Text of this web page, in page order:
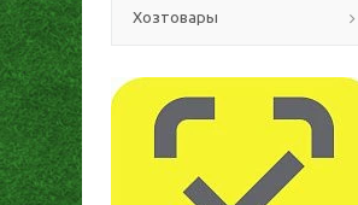
Хозтовары